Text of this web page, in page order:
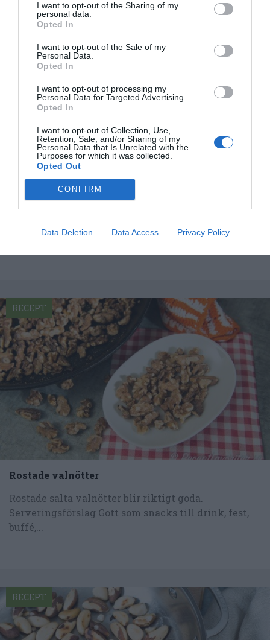
I want to opt-out of the Sharing of my
personal data.
Opted In
I want to opt-out of the Sale of my
Personal Data.
Opted In
I want to opt-out of processing my
Personal Data for Targeted Advertising.
Opted In
I want to opt-out of Collection, Use,
Retention, Sale, and/or Sharing of my
Personal Data that Is Unrelated with the
Purposes for which it was collected.
Opted Out
CONFIRM
Data Deletion Data Access Privacy Policy
Äppelchutney
Äppelchutney - en kryddig röra av kokta äpplen
vitlök...
RECEPT
Rostade valnötter
Rostade salta valnötter blir riktigt goda.
Serveringsförslag Gott som snacks till drink, fest,
buffé,...
RECEPT
RECEPT